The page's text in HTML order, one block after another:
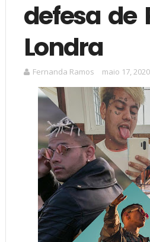
defesa de
Londra
Fernanda Ramos maio 17, 2020